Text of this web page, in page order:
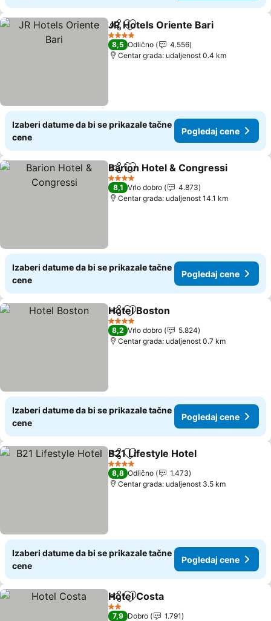
Deli Dodati u favorite
JR Hotels Oriente Bari
4 Zvezdice
8,5 Odlično
4.556
Centar grada: udaljenost 0.4 km
Izaberi datume da bi se prikazale tačne
cene
Pogledaj cene
Deli Dodati u favorite
Barion Hotel & Congressi
4 Zvezdice
8,1 Vrlo dobro
4.873
Centar grada: udaljenost 14.1 km
Izaberi datume da bi se prikazale tačne
cene
Pogledaj cene
Deli Dodati u favorite
Hotel Boston
4 Zvezdice
8,2 Vrlo dobro
5.824
Centar grada: udaljenost 0.7 km
Izaberi datume da bi se prikazale tačne
cene
Pogledaj cene
Deli Dodati u favorite
B21 Lifestyle Hotel
4 Zvezdice
8,8 Odlično
1.473
Centar grada: udaljenost 3.5 km
Izaberi datume da bi se prikazale tačne
cene
Pogledaj cene
Deli Dodati u favorite
Hotel Costa
2 Zvezdice
7,9 Dobro
1.791